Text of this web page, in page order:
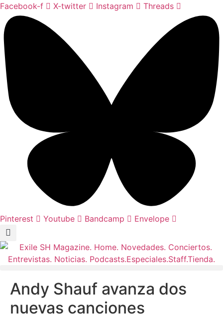
Ir
contenido
Facebook-f X-twitter Instagram Threads
Pinterest Youtube Bandcamp Envelope
Andy Shauf avanza dos
nuevas canciones